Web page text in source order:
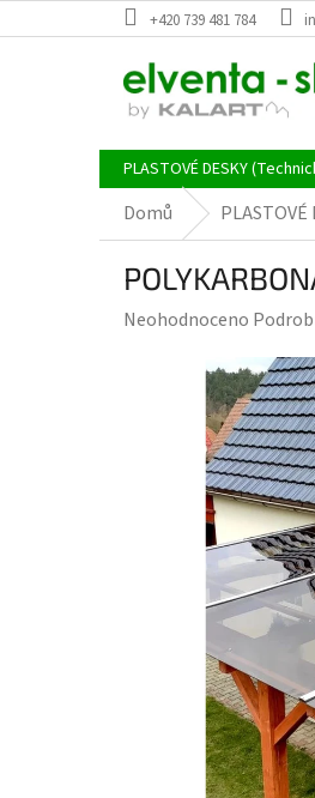
na
+420 739 481 784
PLASTOVÉ DESKY
Domů
Průměrné
Neohodnoceno